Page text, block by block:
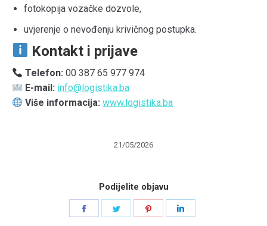
fotokopija vozačke dozvole,
uvjerenje o nevođenju krivičnog postupka.
Kontakt i prijave
Telefon: 00 387 65 977 974
E-mail: info@logistika.ba
Više informacija: www.logistika.ba
21/05/2026
Podijelite objavu